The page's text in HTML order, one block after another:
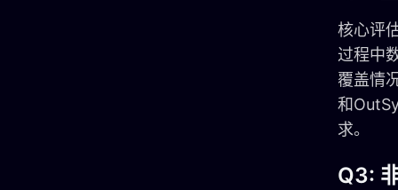
核心评
过程中
覆盖情
和
求。
Q3: